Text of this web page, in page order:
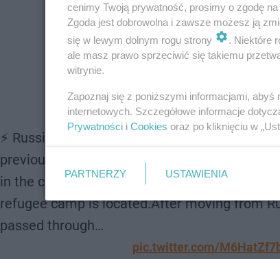
⚡️ Russian artist Semyon Skrepetsky was
previously harshly mocked Putin and
in the city of Biała Podlaska, near the border
refugee camp is located.After moving from
passed through…
pic.twitter.com/
cenimy Twoją prywatność, prosimy o zgodę
Zgoda jest dobrowolna i zawsze możesz ją
się w lewym dolnym rogu strony
. Niektóre
ale masz prawo sprzeciwić się takiemu
witrynie.
Zapoznaj się z poniższymi informacjami,
internetowych. Szczegółowe informacje
Prywatności i Cookies oraz po kliknięciu w
PARTNERZY USTAWIENIA